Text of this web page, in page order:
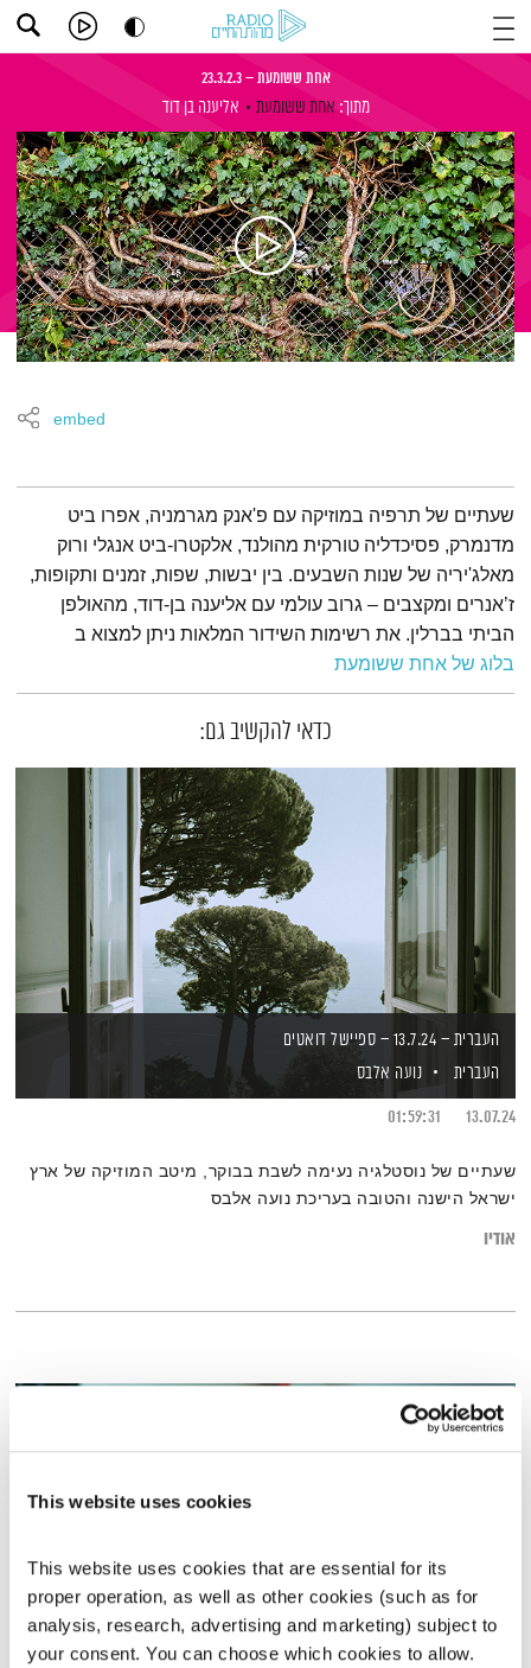
This website uses cookies
This website uses cookies that are essential for its
proper operation, as well as other cookies (such as for
analysis, research, advertising and marketing) subject to
your consent. You can choose which cookies to allow.
אחת ששומעת – 23.3.2.3
מתוך: אחת ששומעת אליענה בן דוד
embed
תמצית הפודקאסט
שעתיים של תרפיה במוזיקה עם פ'אנק מגרמניה, אפרו ביט
מדנמרק, פסיכדליה טורקית מהולנד, אלקטרו-ביט אנגלי ורוק
מאלג'יריה של שנות השבעים. בין יבשות, שפות, זמנים ותקופות,
ז’אנרים ומקצבים – גרוב עולמי עם אליענה בן-דוד, מהאולפן
הביתי בברלין. את רשימות השידור המלאות ניתן למצוא ב
בלוג של אחת ששומעת
כדאי להקשיב גם:
העברית – 13.7.24 – ספיישל דואטים
העברית
נועה אלבס
13.07.24
01:59:31
שעתיים של נוסטלגיה נעימה לשבת בבוקר, מיטב המוזיקה של ארץ
ישראל הישנה והטובה בעריכת נועה אלבס
אודיו
פה זה טוב – 20.4.25